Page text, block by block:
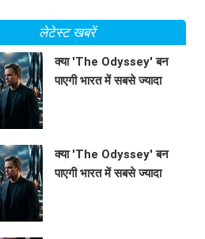
लेटेस्ट खबरें
क्या 'The Odyssey' बन
पाएगी भारत में सबसे ज्यादा
क्या 'The Odyssey' बन
पाएगी भारत में सबसे ज्यादा